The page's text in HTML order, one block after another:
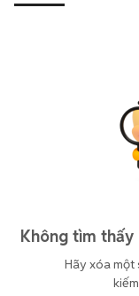
Không tìm
Hãy xóa một